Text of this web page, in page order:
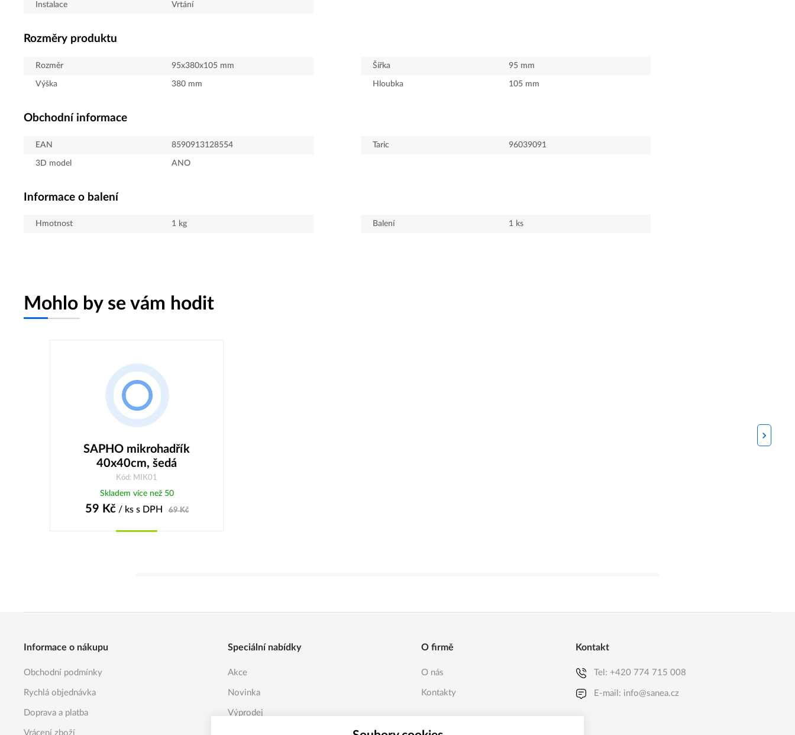
Instalace Vrtání
Rozměry produktu
Rozměr 95x380x105 mm Šířka 95 mm
Výška 380 mm Hloubka 105 mm
Obchodní informace
EAN 8590913128554 Taric 96039091
3D model ANO
Informace o balení
Hmotnost 1 kg Balení 1 ks
Mohlo by se vám hodit
SAPHO mikrohadřík
40x40cm, šedá
Kód: MIK01
Skladem více než 50
59 Kč/ ks s DPH 69Kč
Informace o nákupu
Obchodní podmínky
Rychlá objednávka
Doprava a platba
Vrácení zboží
Speciální nabídky
Akce
Novinka
Výprodej
O firmě
O nás
Kontakty
Kontakt
Tel: +420 774 715 008
E-mail: info@sanea.cz